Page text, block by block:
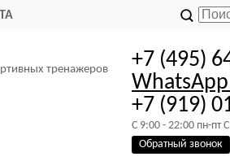
тренажеров
+7 (495)
WhatsApp
+7 (919)
C 9:00 - 22:00 пн-пт
Обратный звонок